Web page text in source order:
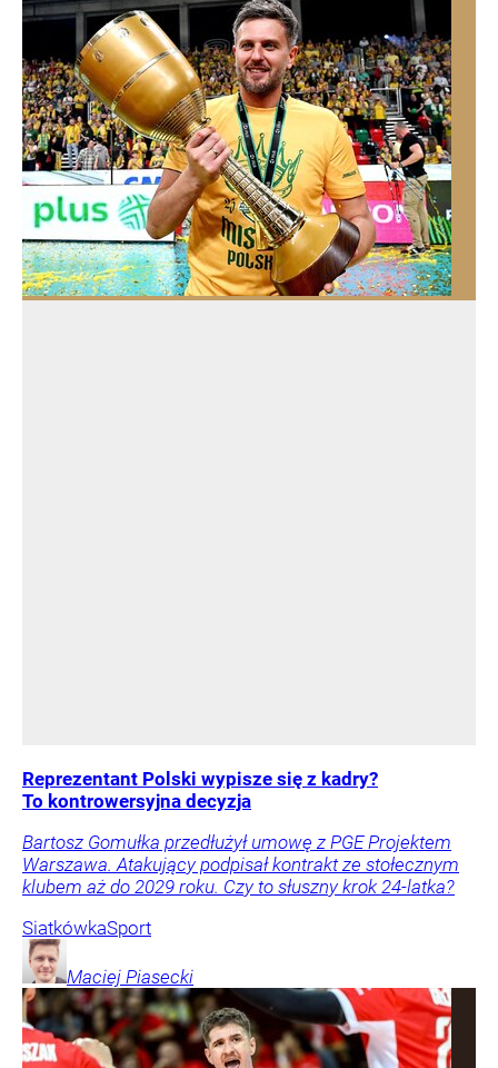
Reprezentant Polski wypisze się z kadry?
To kontrowersyjna decyzja
Bartosz Gomułka przedłużył umowę z PGE Projektem
Warszawa. Atakujący podpisał kontrakt ze stołecznym
klubem aż do 2029 roku. Czy to słuszny krok 24-latka?
SiatkówkaSport
Maciej Piasecki